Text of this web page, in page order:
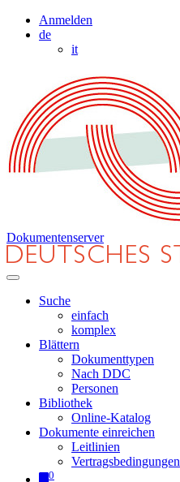
Anmelden
de
it
Dokumentenserver
Suche
einfach
komplex
Blättern
Dokumenttypen
Nach DDC
Personen
Bibliothek
Online-Katalog
Dokumente einreichen
Leitlinien
Vertragsbedingungen
0